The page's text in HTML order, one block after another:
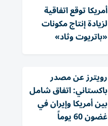
أمريكا توقع اتفاقية
لزيادة إنتاج مكونات
«باتريوت وثاد»
‏رويترز عن مصدر
باكستاني: اتفاق شامل
بين أمريكا وإيران في
غضون 60 يوماً